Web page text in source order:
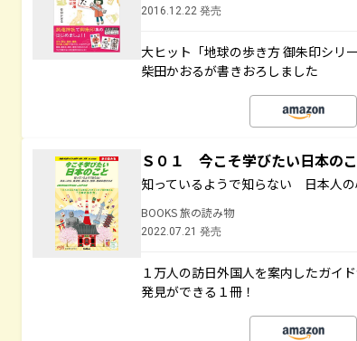
2016.12.22 発売
大ヒット「地球の歩き方 御朱印シリ
柴田かおるが書きおろしました
Ｓ０１ 今こそ学びたい日本の
知っているようで知らない 日本人
BOOKS 旅の読み物
2022.07.21 発売
１万人の訪日外国人を案内したガイ
発見ができる１冊！